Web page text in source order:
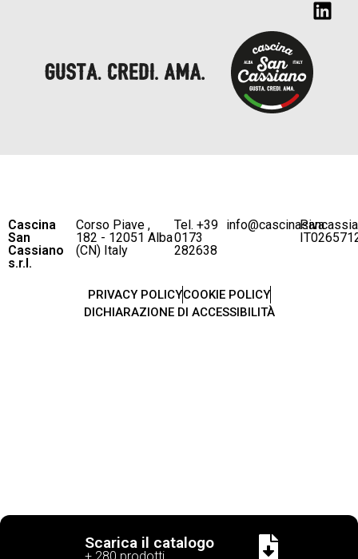
Cascina
San
Cassiano
s.r.l.
Corso Piave ,
182 - 12051 Alba
(CN) Italy
Tel. +39
0173
282638
P.iva
PRIVACY POLICYCOOKIE POLICY
DICHIARAZIONE DI ACCESSIBILITÀ
Scarica il catalogo